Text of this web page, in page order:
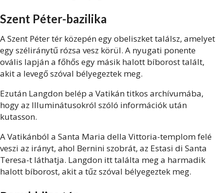
Szent Péter-bazilika
A Szent Péter tér közepén egy obeliszket találsz, amelyet
egy széliránytű rózsa vesz körül. A nyugati ponente
ovális lapján a főhős egy másik halott bíborost talált,
akit a levegő szóval bélyegeztek meg.
Ezután Langdon belép a Vatikán titkos archívumába,
hogy az Illuminátusokról szóló információk után
kutasson.
A Vatikánból a Santa Maria della Vittoria-templom felé
veszi az irányt, ahol Bernini szobrát, az Estasi di Santa
Teresa-t láthatja. Langdon itt találta meg a harmadik
halott bíborost, akit a tűz szóval bélyegeztek meg.